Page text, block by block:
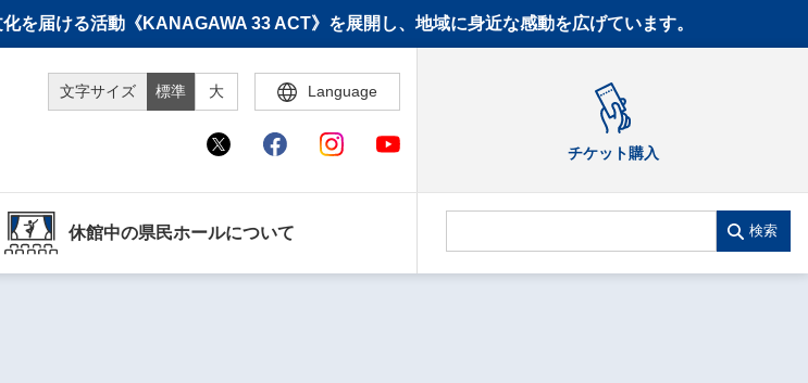
を届ける活動《KANAGAWA 33 ACT》を展開し、地域に身近な感動を広げています。
文字サイズ 標準 大 Language
チケット購入
休館中の県民ホールについて 検索